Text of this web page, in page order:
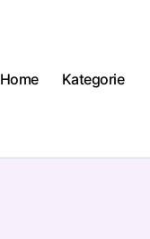
Home Kategorie